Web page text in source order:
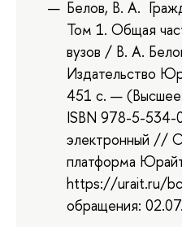
Белов, В. А.
Том 1. Общая
вузов / В. А.
Издательство
451 с. —
ISBN 978-5-534-
электронный //
платформа
https://urait.ru/
обращения: